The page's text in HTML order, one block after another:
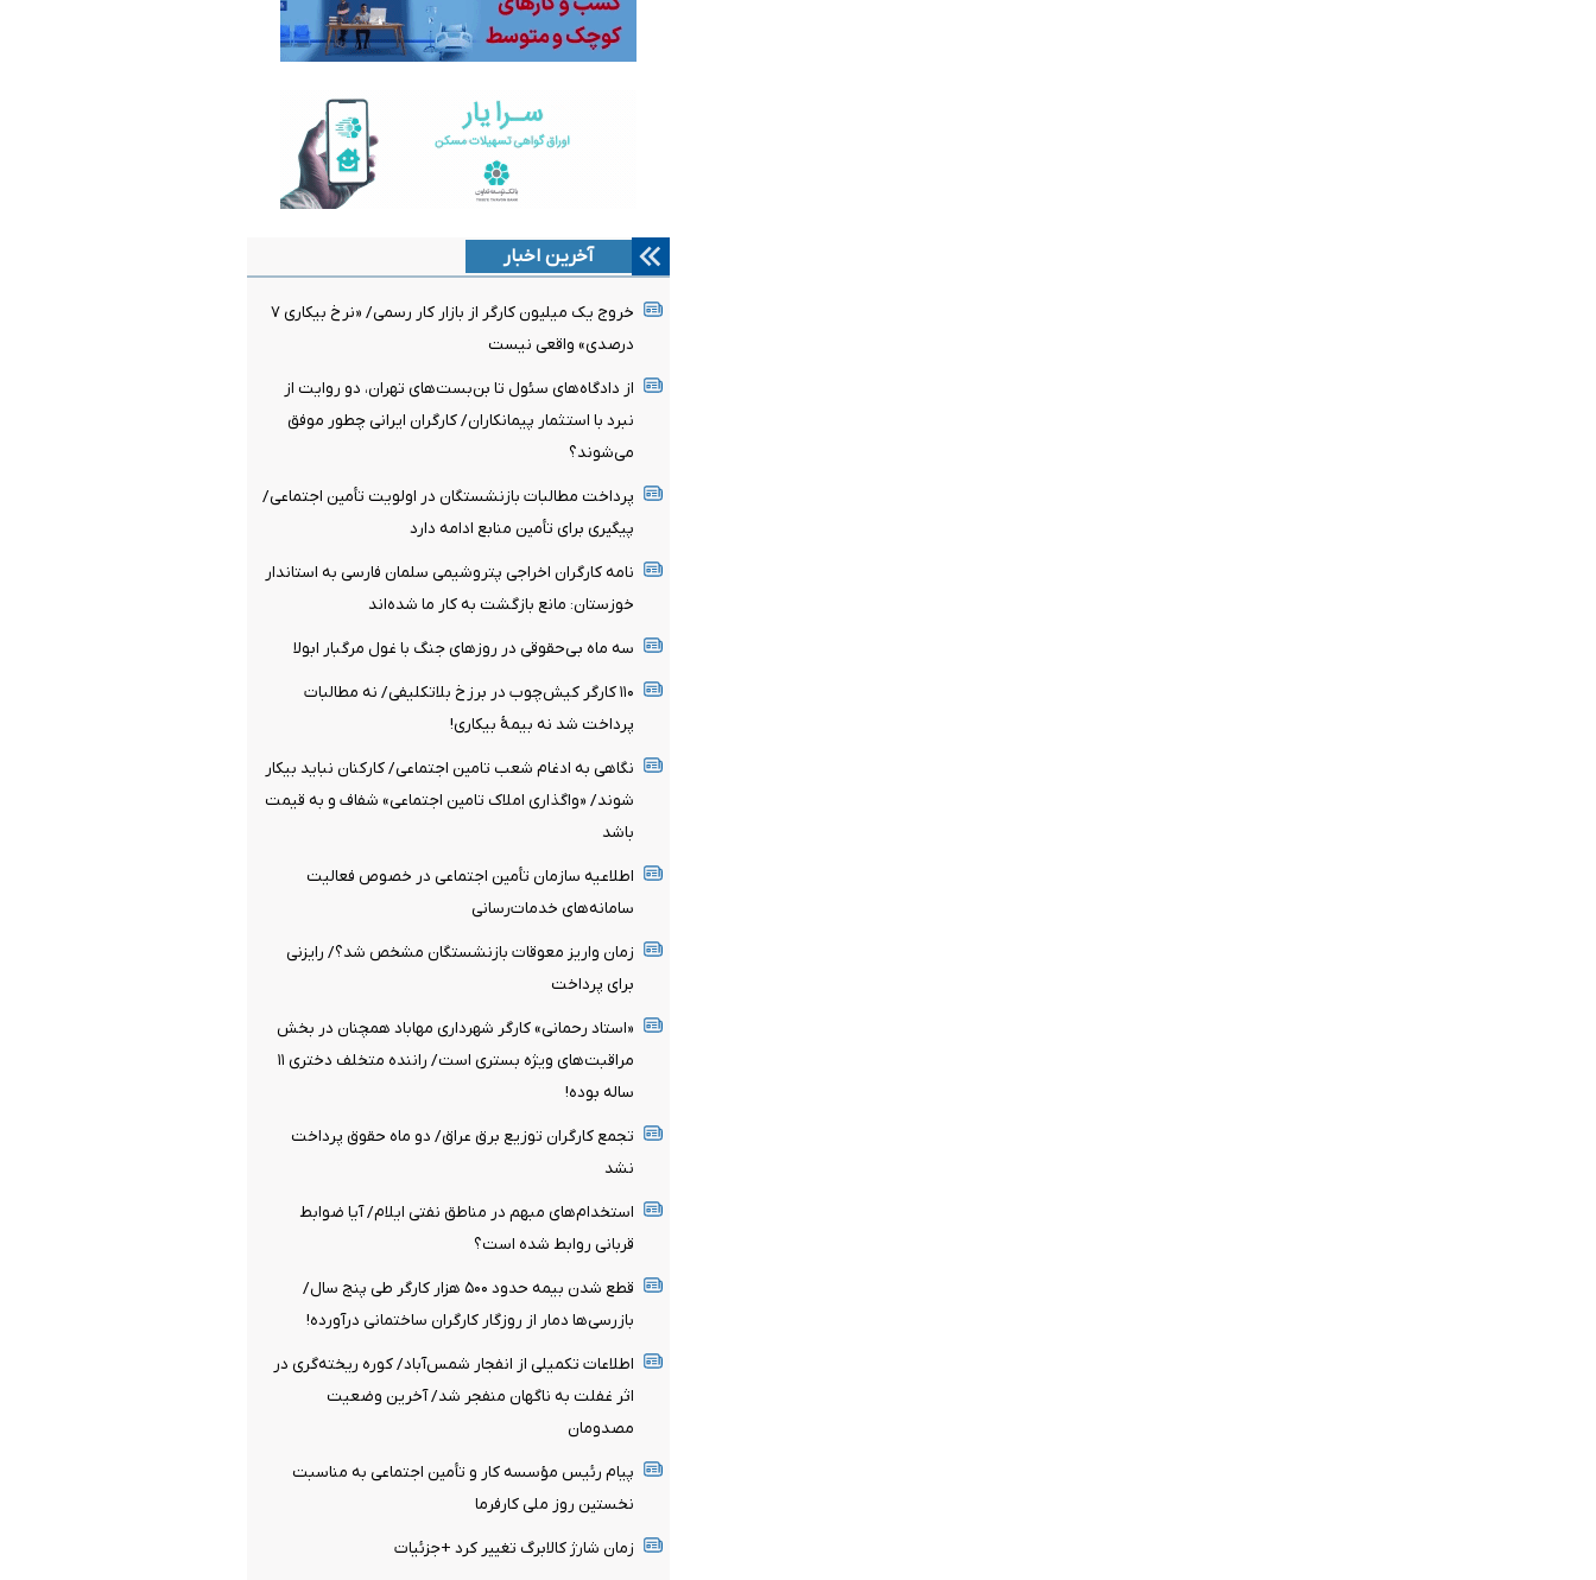
آخرین اخبار
خروج یک میلیون کارگر از بازار کار رسمی/ «نرخ بیکاری ۷
درصدی» واقعی نیست
از دادگاه‌های سئول تا بن‌بست‌های تهران، دو روایت از
نبرد با استثمار پیمانکاران/ کارگران ایرانی چطور موفق
می‌شوند؟
پرداخت مطالبات بازنشستگان در اولویت تأمین اجتماعی/
پیگیری برای تأمین منابع ادامه دارد
نامه کارگران اخراجی پتروشیمی سلمان فارسی به استاندار
خوزستان: مانع بازگشت به کار ما شده‌اند
سه ماه بی‌حقوقی در روزهای جنگ با غول مرگبار ابولا
۱۱۰ کارگر کیش‌چوب در برزخ بلاتکلیفی/ نه مطالبات
پرداخت شد نه بیمۀ بیکاری!
نگاهی به ادغام شعب تامین اجتماعی/ کارکنان نباید بیکار
شوند/ «واگذاری املاک تامین اجتماعی» شفاف و به قیمت
باشد
اطلاعیه سازمان تأمین اجتماعی در خصوص فعالیت
سامانه‌های خدمات‌رسانی
زمان واریز معوقات بازنشستگان مشخص شد؟/ رایزنی
برای پرداخت
«استاد رحمانی» کارگر شهرداری مهاباد همچنان در بخش
مراقبت‌های ویژه بستری است/ راننده متخلف دختری ۱۱
ساله بوده!
تجمع کارگران توزیع برق عراق/ دو ماه حقوق پرداخت
نشد
استخدام‌های مبهم در مناطق نفتی ایلام/ آیا ضوابط
قربانی روابط شده است؟
قطع شدن بیمه حدود ۵۰۰ هزار کارگر طی پنج سال/
بازرسی‌ها دمار از روزگار کارگران ساختمانی درآورده!
اطلاعات تکمیلی از انفجار شمس‌آباد/ کوره ریخته‌گری در
اثر غفلت به ناگهان منفجر شد/ آخرین وضعیت
مصدومان
پیام رئیس مؤسسه کار و تأمین اجتماعی به مناسبت
نخستین روز ملی کارفرما
زمان شارژ کالابرگ تغییر کرد +جزئیات